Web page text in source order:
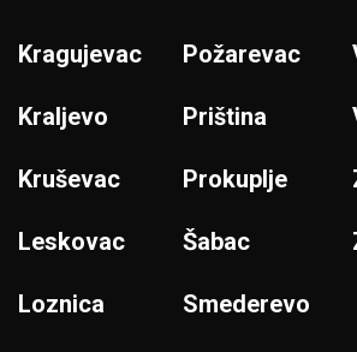
Kragujevac
Kraljevo
Kruševac
Leskovac
Loznica
Požarevac
Priština
Prokuplje
Šabac
Smederevo